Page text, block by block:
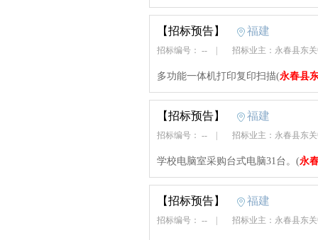
【招标预告】 福建
招标编号： -- 招标业主：永春县东
多功能一体机打印复印扫描(永春县
【招标预告】 福建
招标编号： -- 招标业主：永春县东
学校电脑室采购台式电脑31台。(永
【招标预告】 福建
招标编号： -- 招标业主：永春县东